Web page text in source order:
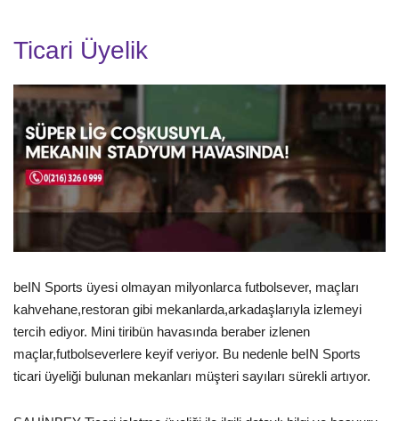
Ticari Üyelik
beIN Sports üyesi olmayan milyonlarca futbolsever, maçları
kahvehane,restoran gibi mekanlarda,arkadaşlarıyla izlemeyi
tercih ediyor. Mini tiribün havasında beraber izlenen
maçlar,futbolseverlere keyif veriyor. Bu nedenle beIN Sports
ticari üyeliği bulunan mekanları müşteri sayıları sürekli artıyor.